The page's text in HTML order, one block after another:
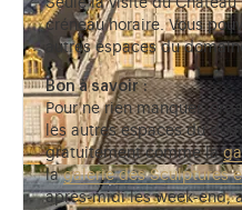
créneau horaire. Vous
autres espaces du
Bon à savoir :
Pour ne rien manquer,
les autres espaces du
gratuitement comme la
lagalerie des Sculptures
après-midi les week-end,